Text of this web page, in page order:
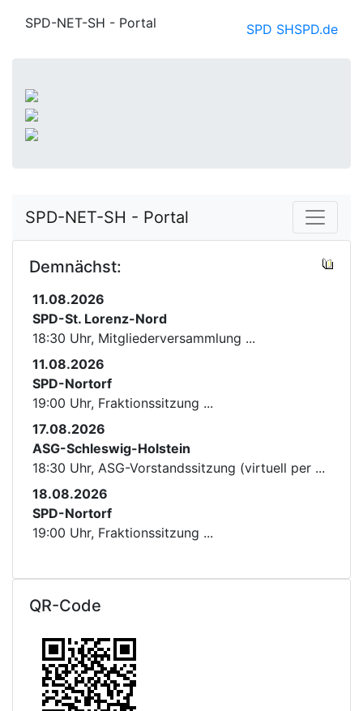
SPD-NET-SH - Portal SPD SHSPD.de
SPD-NET-SH - Portal
Demnächst:
11.08.2026
SPD-St. Lorenz-Nord
18:30 Uhr, Mitgliederversammlung ...
11.08.2026
SPD-Nortorf
19:00 Uhr, Fraktionssitzung ...
17.08.2026
ASG-Schleswig-Holstein
18:30 Uhr, ASG-Vorstandssitzung (virtuell per ...
18.08.2026
SPD-Nortorf
19:00 Uhr, Fraktionssitzung ...
QR-Code